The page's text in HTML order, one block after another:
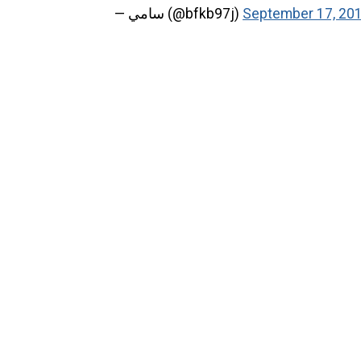
— سامي (@bfkb97j) September 17,